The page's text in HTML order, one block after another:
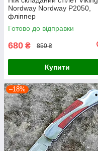
Nordway Nordway P2050,
фліппер
Готово до відправки
680 ₴ 850 ₴
Купити
–18%